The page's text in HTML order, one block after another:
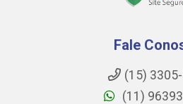
Fale
(15)
(11)